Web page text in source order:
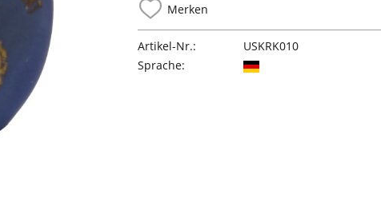
Merken
Artikel-Nr.:
USKRK010
Sprache: